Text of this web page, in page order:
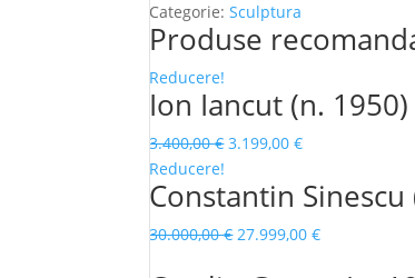
Categorie:Sculptura
Produse
Reducere!
Ion Iancut (n.
3.400,00€Prețul
a
3.400,00 €.
3.199,00€Prețul
este:
Reducere!
Constantin
30.000,00€ Prețul
27.999,00€Prețul